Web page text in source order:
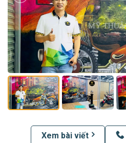
Xem bài viết